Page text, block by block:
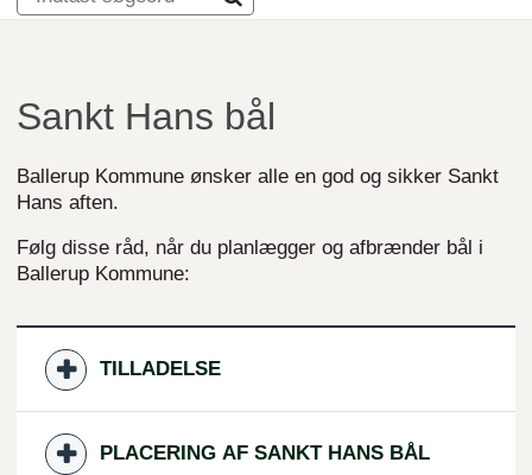
Sankt Hans bål
Ballerup Kommune ønsker alle en god og sikker Sankt
Hans aften.
Følg disse råd, når du planlægger og afbrænder bål i
Ballerup Kommune:
TILLADELSE
PLACERING AF SANKT HANS BÅL